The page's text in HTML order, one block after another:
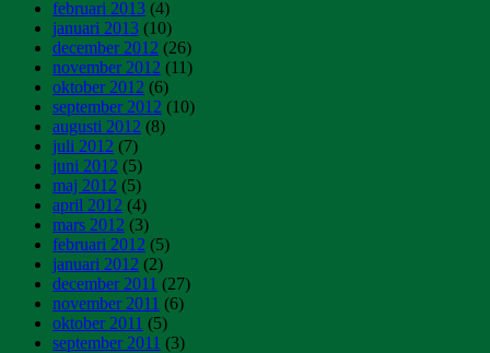
februari 2013 (4)
januari 2013 (10)
december 2012 (26)
november 2012 (11)
oktober 2012 (6)
september 2012 (10)
augusti 2012 (8)
juli 2012 (7)
juni 2012 (5)
maj 2012 (5)
april 2012 (4)
mars 2012 (3)
februari 2012 (5)
januari 2012 (2)
december 2011 (27)
november 2011 (6)
oktober 2011 (5)
september 2011 (3)